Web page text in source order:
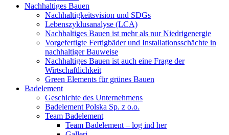
Nachhaltiges Bauen
Nachhaltigkeitsvision und SDGs
Lebenszyklusanalyse (LCA)
Nachhaltiges Bauen ist mehr als nur Niedrigenergie
Vorgefertigte Fertigbäder und Installationsschächte in
nachhaltiger Bauweise
Nachhaltiges Bauen ist auch eine Frage der
Wirtschaftlichkeit
Green Elements für grünes Bauen
Badelement
Geschichte des Unternehmens
Badelement Polska Sp. z o.o.
Team Badelement
Team Badelement – log ind her